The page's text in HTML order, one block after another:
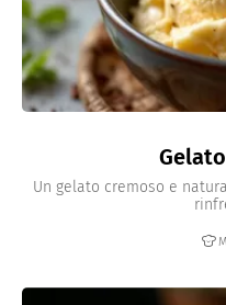
Un gelato cremoso e